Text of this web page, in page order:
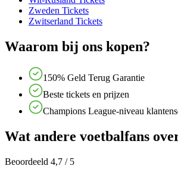
Zweden Tickets
Zwitserland Tickets
Waarom bij ons kopen?
150% Geld Terug Garantie
Beste tickets en prijzen
Champions League-niveau
Wat andere voetbalfans
Beoordeeld 4,7 / 5